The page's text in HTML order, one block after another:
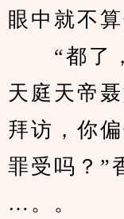
眼中就不算
“都了，
天庭天帝
拜访，你
罪受吗？”
…。。